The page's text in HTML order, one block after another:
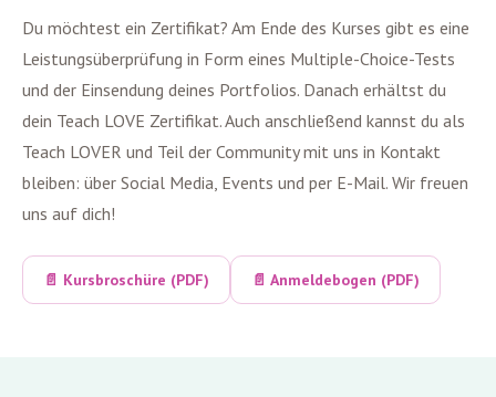
Du möchtest ein Zertifikat? Am Ende des Kurses gibt es eine
Leistungsüberprüfung in Form eines Multiple-Choice-Tests
und der Einsendung deines Portfolios. Danach erhältst du
dein Teach LOVE Zertifikat. Auch anschließend kannst du als
Teach LOVER und Teil der Community mit uns in Kontakt
bleiben: über Social Media, Events und per E-Mail. Wir freuen
uns auf dich!
📄 Kursbroschüre (PDF) 📄 Anmeldebogen (PDF)